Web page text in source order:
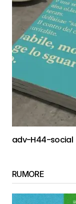
adv-H44-social
RUMORE